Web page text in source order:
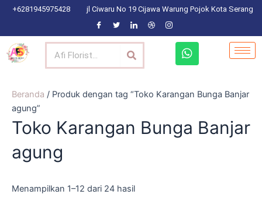
Lewati
konten
+6281945975428 jl Ciwaru No 19 Cijawa Warung Pojok Kota Serang
Search
W
h
s
p
Beranda / Produk dengan tag “Toko Karangan Bunga Banjar
agung”
Toko Karangan Bunga Banjar
agung
Menampilkan 1–12 dari 24 hasil